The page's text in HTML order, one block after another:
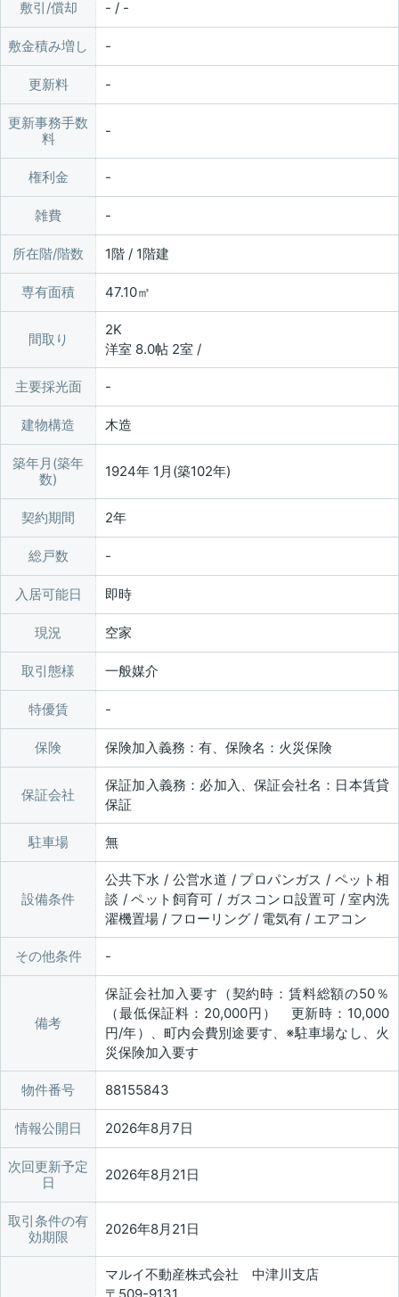
敷引/償却 - / -
敷金積み増し
更新料
更新事務手数
料
権利金
雑費
所在階/階数 1階 / 1階建
専有面積 47.10㎡
間取り
2K
洋室 8.0帖 2室 /
主要採光面
建物構造 木造
築年月(築年
数)
1924年 1月(築102年)
契約期間 2年
総戸数
入居可能日 即時
現況 空家
取引態様 一般媒介
特優賃
保険 保険加入義務：有、保険名：火災保険
保証会社
保証加入義務：必加入、保証会社名：日本賃貸
保証
駐車場 無
設備条件
公共下水 / 公営水道 / プロパンガス / ペット相
談 / ペット飼育可 / ガスコンロ設置可 / 室内洗
濯機置場 / フローリング / 電気有 / エアコン
その他条件
備考
保証会社加入要す（契約時：賃料総額の50％
（最低保証料：20,000円） 更新時：10,000
円/年）、町内会費別途要す、※駐車場なし、火
災保険加入要す
物件番号 88155843
情報公開日 2026年8月7日
次回更新予定
日
2026年8月21日
取引条件の有
効期限
2026年8月21日
マルイ不動産株式会社 中津川支店